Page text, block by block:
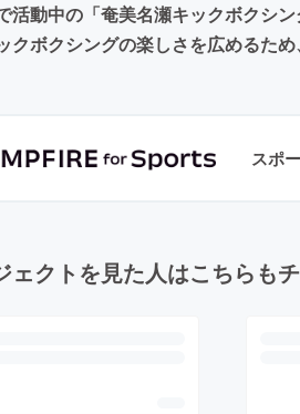
活動中の「奄美名瀬キックボクシ
クボクシングの楽しさを広めるた
スポ
ェクトを見た人はこちらも